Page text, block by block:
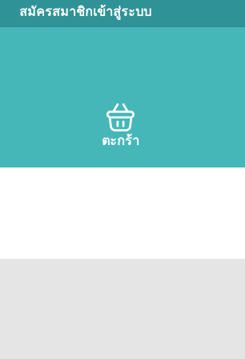
สมัครสมาชิกเข้าสู่ระบบ
ตะกร้า